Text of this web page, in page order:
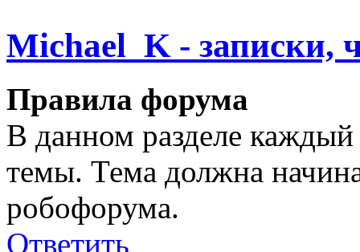
Michael_K - записки,
Правила форума
В данном разделе
темы. Тема должна
робофорума.
Ответить